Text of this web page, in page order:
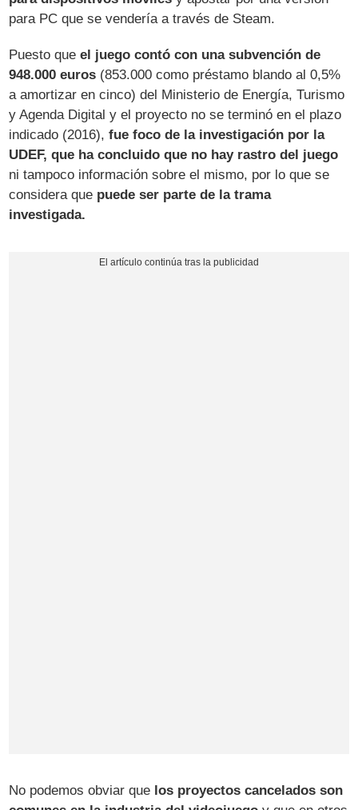
para PC que se vendería a través de Steam.
Puesto queel juego contó con una subvención de
948.000 euros (853.000 como préstamo blando al 0,5%
a amortizar en cinco) del Ministerio de Energía, Turismo
y Agenda Digital y el proyecto no se terminó en el plazo
indicado (2016),fue foco de la investigación por la
UDEF, que ha concluido que no hay rastro del juego
ni tampoco información sobre el mismo, por lo que se
considera que puede ser parte de la trama
investigada.
No podemos obviar que los proyectos cancelados son